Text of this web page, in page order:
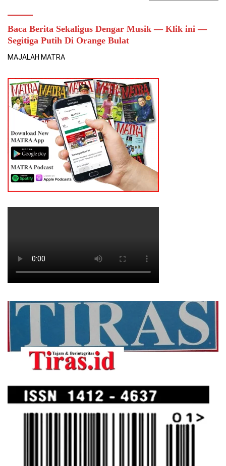
Baca Berita Sekaligus Dengar Musik — Klik ini —
Segitiga Putih Di Orange Bulat
MAJALAH MATRA